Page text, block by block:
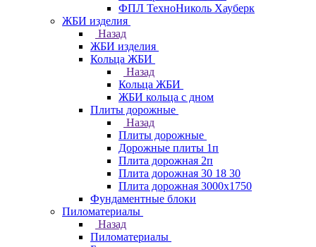
ФПЛ ТехноНиколь Хауберк
ЖБИ изделия
Назад
ЖБИ изделия
Кольца ЖБИ
Назад
Кольца ЖБИ
ЖБИ кольца с дном
Плиты дорожные
Назад
Плиты дорожные
Дорожные плиты 1п
Плита дорожная 2п
Плита дорожная 30 18 30
Плита дорожная 3000х1750
Фундаментные блоки
Пиломатериалы
Назад
Пиломатериалы